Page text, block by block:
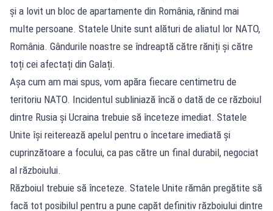
și a lovit un bloc de apartamente din România, rănind mai
multe persoane. Statele Unite sunt alături de aliatul lor NATO,
România. Gândurile noastre se îndreaptă către răniți și către
toți cei afectați din Galați.
Așa cum am mai spus, vom apăra fiecare centimetru de
teritoriu NATO. Incidentul subliniază încă o dată de ce războiul
dintre Rusia și Ucraina trebuie să înceteze imediat. Statele
Unite își reiterează apelul pentru o încetare imediată și
cuprinzătoare a focului, ca pas către un final durabil, negociat
al războiului.
Războiul trebuie să înceteze. Statele Unite rămân pregătite să
facă tot posibilul pentru a pune capăt definitiv războiului dintre